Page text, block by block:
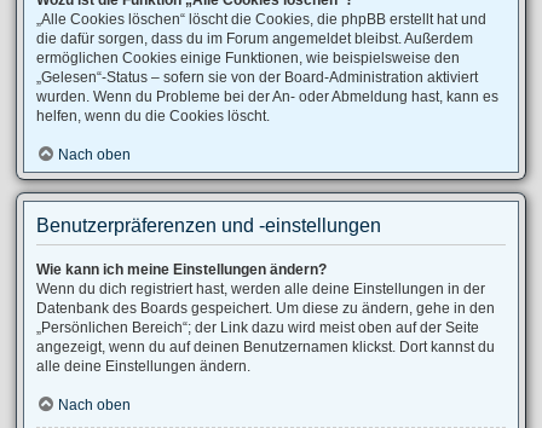
„Alle Cookies löschen“ löscht die Cookies, die phpBB erstellt hat und
die dafür sorgen, dass du im Forum angemeldet bleibst. Außerdem
ermöglichen Cookies einige Funktionen, wie beispielsweise den
„Gelesen“-Status – sofern sie von der Board-Administration aktiviert
wurden. Wenn du Probleme bei der An- oder Abmeldung hast, kann es
helfen, wenn du die Cookies löscht.
Nach oben
Benutzerpräferenzen und -einstellungen
Wie kann ich meine Einstellungen ändern?
Wenn du dich registriert hast, werden alle deine Einstellungen in der
Datenbank des Boards gespeichert. Um diese zu ändern, gehe in den
„Persönlichen Bereich“; der Link dazu wird meist oben auf der Seite
angezeigt, wenn du auf deinen Benutzernamen klickst. Dort kannst du
alle deine Einstellungen ändern.
Nach oben